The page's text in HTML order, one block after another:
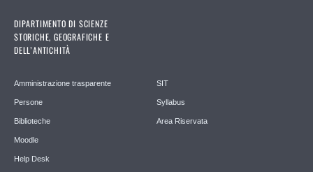
DIPARTIMENTO DI SCIENZE
STORICHE, GEOGRAFICHE E
DELL’ANTICHITÀ
Amministrazione trasparente
Persone
Biblioteche
Moodle
Help Desk
SIT
Syllabus
Area Riservata